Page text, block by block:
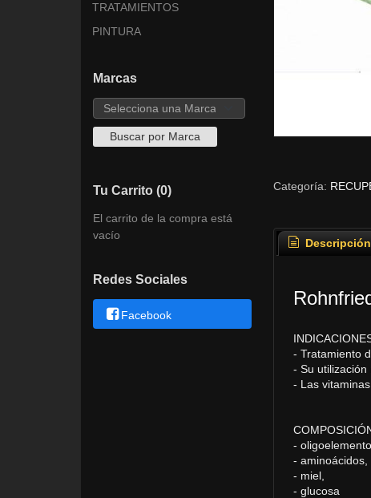
TRATAMIENTOS
PINTURA
Marcas
Tu Carrito (0)
El carrito de la compra está
vacío
Redes Sociales
Facebook
Categoría:
Descripción
- Tratamiento
- Su
- Las
-
- aminoácidos,
- miel,
- glucosa